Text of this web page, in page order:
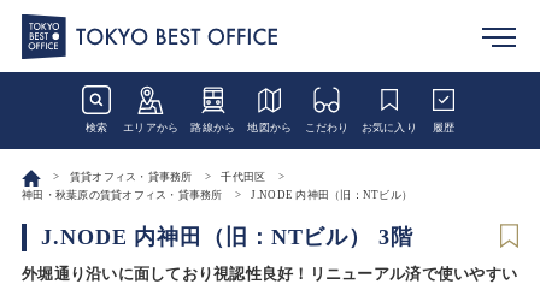
検索 エリアから 路線から 地図から こだわり お気に入り 履歴
賃貸オフィス・貸事務所
千代田区
神田・秋葉原の賃貸オフィス・貸事務所
J.NODE 内神田（旧：NTビル）
J.NODE 内神田（旧：NTビル） 3階
外堀通り沿いに面しており視認性良好！リニューアル済で使いやすい